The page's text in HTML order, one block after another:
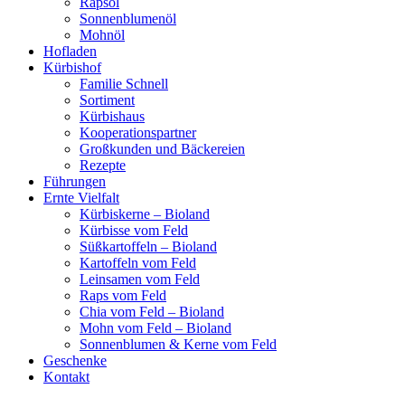
Sonnenblumenöl
Mohnöl
Hofladen
Kürbishof
Familie Schnell
Sortiment
Kürbishaus
Kooperationspartner
Großkunden und Bäckereien
Rezepte
Führungen
Ernte Vielfalt
Kürbiskerne – Bioland
Kürbisse vom Feld
Süßkartoffeln – Bioland
Kartoffeln vom Feld
Leinsamen vom Feld
Raps vom Feld
Chia vom Feld – Bioland
Mohn vom Feld – Bioland
Sonnenblumen & Kerne vom Feld
Geschenke
Kontakt